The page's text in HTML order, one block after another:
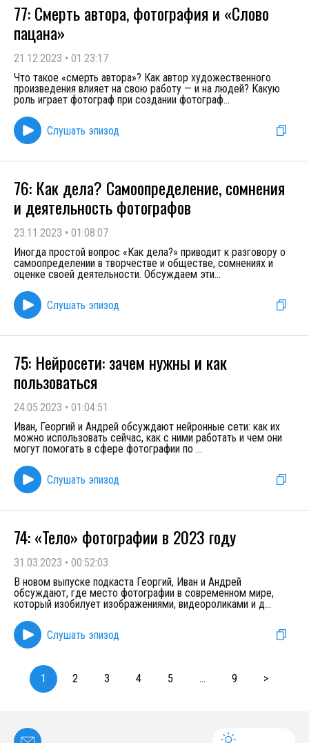
77: Смерть автора, фотография и «Слово
пацана»
21.12.2023 • 01:23:17
Что такое «смерть автора»? Как автор художественного
произведения влияет на свою работу — и на людей? Какую
роль играет фотограф при создании фотограф...
Слушать эпизод
76: Как дела? Самоопределение, сомнения
и деятельность фотографов
23.11.2023 • 01:08:07
Иногда простой вопрос «Как дела?» приводит к разговору о
самоопределении в творчестве и обществе, сомнениях и
оценке своей деятельности. Обсуждаем эти...
Слушать эпизод
75: Нейросети: зачем нужны и как
пользоваться
24.05.2023 • 01:04:51
Иван, Георгий и Андрей обсуждают нейронные сети: как их
можно использовать сейчас, как с ними работать и чем они
могут помогать в сфере фотографии по ...
Слушать эпизод
74: «Тело» фотографии в 2023 году
31.03.2023 • 00:52:03
В новом выпуске подкаста Георгий, Иван и Андрей
обсуждают, где место фотографии в современном мире,
который изобилует изображениями, видеороликами и д...
Слушать эпизод
1 2 3 4 5 ... 9 >